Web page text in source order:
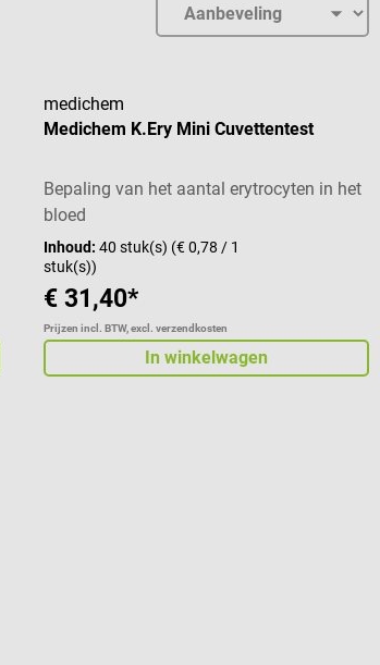
medichem
Medichem K.Ery Mini Cuvettentest
Bepaling van het aantal erytrocyten in het
bloed
Inhoud: 40 stuk(s) (€ 0,78 / 1
stuk(s))
€ 31,40*
Prijzen incl. BTW, excl. verzendkosten
In winkelwagen